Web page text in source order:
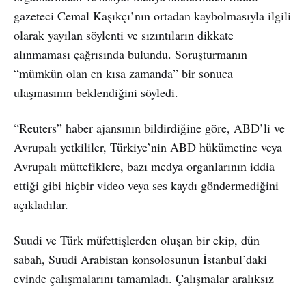
gazeteci Cemal Kaşıkçı’nın ortadan kaybolmasıyla ilgili
olarak yayılan söylenti ve sızıntıların dikkate
alınmaması çağrısında bulundu. Soruşturmanın
“mümkün olan en kısa zamanda” bir sonuca
ulaşmasının beklendiğini söyledi.
“Reuters” haber ajansının bildirdiğine göre, ABD’li ve
Avrupalı yetkililer, Türkiye’nin ABD hükümetine veya
Avrupalı müttefiklere, bazı medya organlarının iddia
ettiği gibi hiçbir video veya ses kaydı göndermediğini
açıkladılar.
Suudi ve Türk müfettişlerden oluşan bir ekip, dün
sabah, Suudi Arabistan konsolosunun İstanbul’daki
evinde çalışmalarını tamamladı. Çalışmalar aralıksız